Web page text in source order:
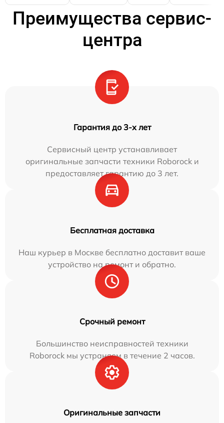
Преимущества сервис-
центра
Гарантия до 3-х лет
Сервисный центр устанавливает
оригинальные запчасти техники Roborock и
предоставляет гарантию до 3 лет.
Бесплатная доставка
Наш курьер в Москве бесплатно доставит ваше
устройство на ремонт и обратно.
Срочный ремонт
Большинство неисправностей техники
Roborock мы устраняем в течение 2 часов.
Оригинальные запчасти